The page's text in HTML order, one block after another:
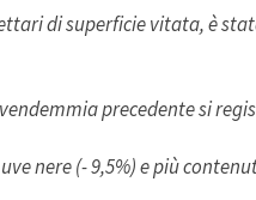
di superficie vitata, è
precedente si
nere (- 9,5%) e più